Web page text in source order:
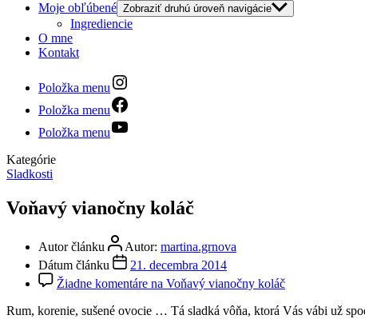
Moje obľúbené Zobraziť druhú úroveň navigácie
Ingrediencie
O mne
Kontakt
Položka menu
Položka menu
Položka menu
Kategórie
Sladkosti
Voňavý vianočny koláč
Autor článku Autor: martina.grnova
Dátum článku
21. decembra 2014
Žiadne komentáre na Voňavý vianočny koláč
Rum, korenie, sušené ovocie … Tá sladká vôňa, ktorá Vás vábi už